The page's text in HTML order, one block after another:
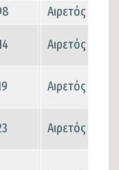
Αιρετός
Αιρετός
Αιρετός
Αιρετός